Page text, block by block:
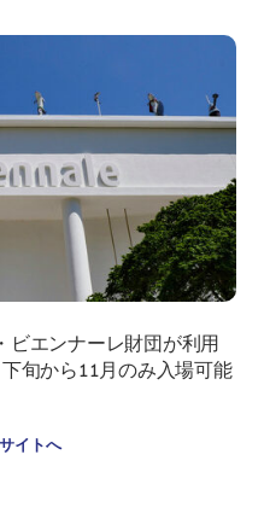
ビエンナーレ財団が利用
旬から11月のみ入場可能
イトへ